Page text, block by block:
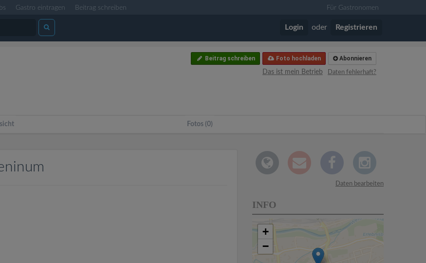
Gastro eintragen Beitrag schreiben Für Gastronomen
Login oder Registrieren
Abonnieren
Foto hochladen
Beitrag schreiben
Daten fehlerhaft?
Das ist mein Betrieb
Fotos (0)
Daten bearbeiten
INFO
+
−